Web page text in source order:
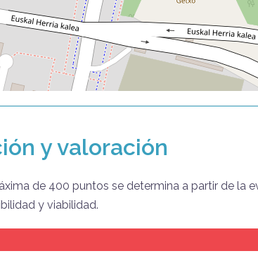
y valoración
de 400 puntos se determina a partir de la
y viabilidad.